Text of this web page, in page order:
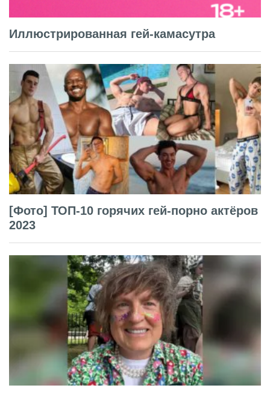
Иллюстрированная гей-камасутра
[Фото] ТОП-10 горячих гей-порно актёров
2023